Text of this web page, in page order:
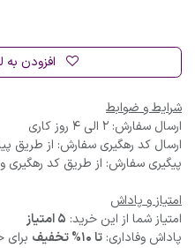
افزودن
شرایط و ضوابط
ارسال سفارش: 2 الی 4 روز کاری
ارسال کد رهگیری سفارش: از طریق
پیگیری سفارش: از طریق کد رهگیری
امتیاز و پاداش
امتیاز شما از این خرید: 5 امتیاز
پاداش وفاداری: تا 10% تخفیف